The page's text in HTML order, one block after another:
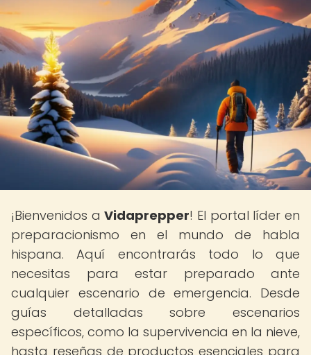
¡Bienvenidos aVidaprepper! El portal líder en
preparacionismo en el mundo de habla
hispana. Aquí encontrarás todo lo que
necesitas para estar preparado ante
cualquier escenario de emergencia. Desde
guías detalladas sobre escenarios
específicos, como la supervivencia en la nieve,
hasta reseñas de productos esenciales para